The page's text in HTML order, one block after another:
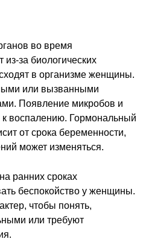
во время
за биологических
в организме женщины.
или вызванными
Появление микробов и
к воспалению. Гормональный
от срока беременности,
может изменяться.
ранних сроках
беспокойство у женщины.
чтобы понять,
или требуют